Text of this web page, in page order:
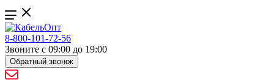
8-800-101-72-56
Звоните с 09:00 до 19:00
Обратный звонок